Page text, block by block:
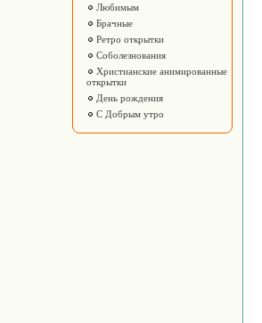
Любимым
Брачные
Ретро открытки
Соболезнования
Христианские анимированные
открытки
День рождения
С Добрым утро